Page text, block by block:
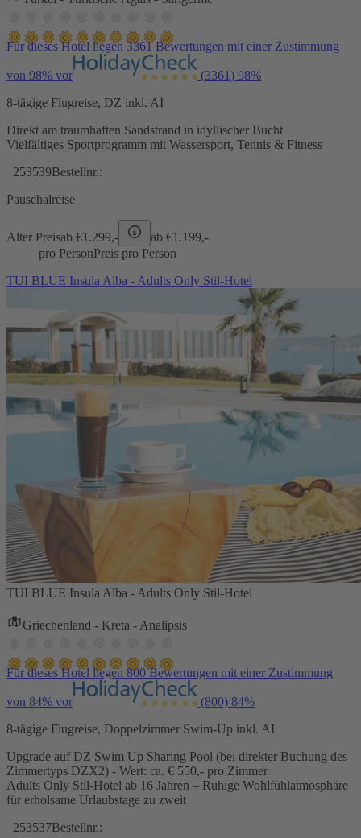
Für dieses Hotel liegen 3361 Bewertungen mit einer Zustimmung
von 98% vor (3361) 98%
8-tägige Flugreise, DZ inkl. AI
Direkt am traumhaften Sandstrand in idyllischer Bucht
Vielfältiges Sportprogramm mit Wassersport, Tennis & Fitness
253539Bestellnr.:
Pauschalreise
Alter Preisab €1.299,- ab €1.199,-
pro PersonPreis pro Person
TUI BLUE Insula Alba - Adults Only Stil-Hotel
TUI BLUE Insula Alba - Adults Only Stil-Hotel
Griechenland - Kreta - Analipsis
Für dieses Hotel liegen 800 Bewertungen mit einer Zustimmung
von 84% vor (800) 84%
8-tägige Flugreise, Doppelzimmer Swim-Up inkl. AI
Upgrade auf DZ Swim Up Sharing Pool (bei direkter Buchung des
Zimmertyps DZX2) - Wert: ca. € 550,- pro Zimmer
Adults Only Stil-Hotel ab 16 Jahren – Ruhige Wohlfühlatmosphäre
für erholsame Urlaubstage zu zweit
253537Bestellnr.: